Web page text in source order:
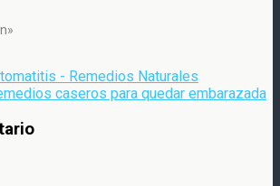
- Remedios Naturales
caseros para quedar embarazada